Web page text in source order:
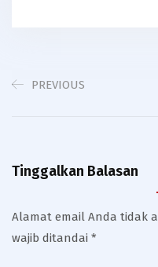
PREVIOUS
Tinggalkan Balasan
Alamat email Anda tidak
wajib ditandai *